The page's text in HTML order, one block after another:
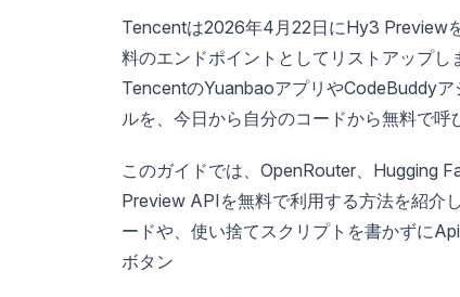
Tencentは2026年4月22日にHy3 Preview
料のエンドポイントとしてリストアップ
TencentのYuanbaoアプリやCodeBuddy
ルを、今日から自分のコードから無料で呼
このガイドでは、OpenRouter、Hugging
Preview APIを無料で利用する方法を紹介
ードや、使い捨てスクリプトを書かずに
ボタン